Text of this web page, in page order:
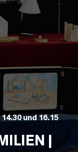
und 16.15
|